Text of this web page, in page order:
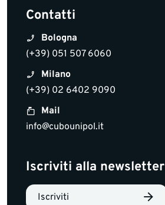
Contatti
Bologna
(+39) 051 507 6060
Milano
(+39) 02 6402 9090
Mail
info@cubounipol.it
Iscriviti alla newsletter
Iscriviti